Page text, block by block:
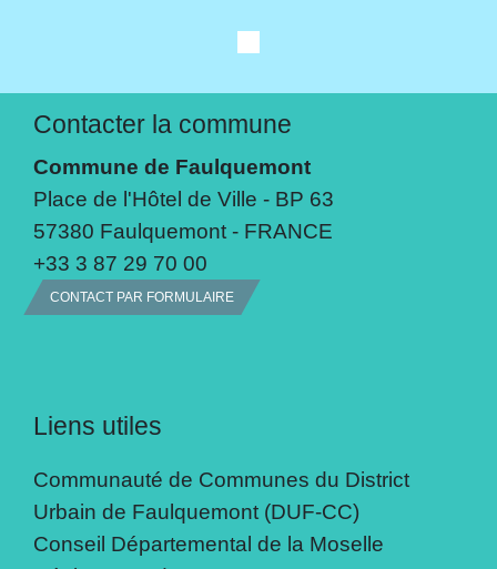
Contacter la commune
Commune de Faulquemont
Place de l'Hôtel de Ville - BP 63
57380 Faulquemont - FRANCE
+33 3 87 29 70 00
CONTACT PAR FORMULAIRE
Liens utiles
Communauté de Communes du District
Urbain de Faulquemont (DUF-CC)
Conseil Départemental de la Moselle